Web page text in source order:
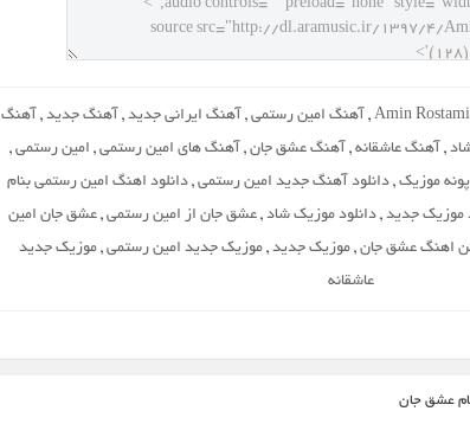
Amin Rostami
, آهنگ امین رستمی , آهنگ ایرانی جدید , آهنگ جدید , آهنگ
, آهنگ عاشقانه , آهنگ عشق جان , آهنگ های امین رستمی , امین رستمی ,
پونه موزیک, دانلود آهنگ جدید امین رستمی, دانلود اهنگ امین رستمی بنام
موزیک جدید, دانلود موزیک شاد, عشق جان از امین رستمی, عشق جان امین
اهنگ عشق جان, موزیک جدید, موزیک جدید امین رستمی, موزیک جدید
عاشقانه
عشق جان